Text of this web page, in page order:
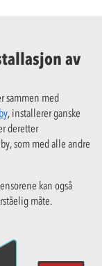
av
sammen med
, installerer ganske
deretter
som med alle andre
kan også
måte.